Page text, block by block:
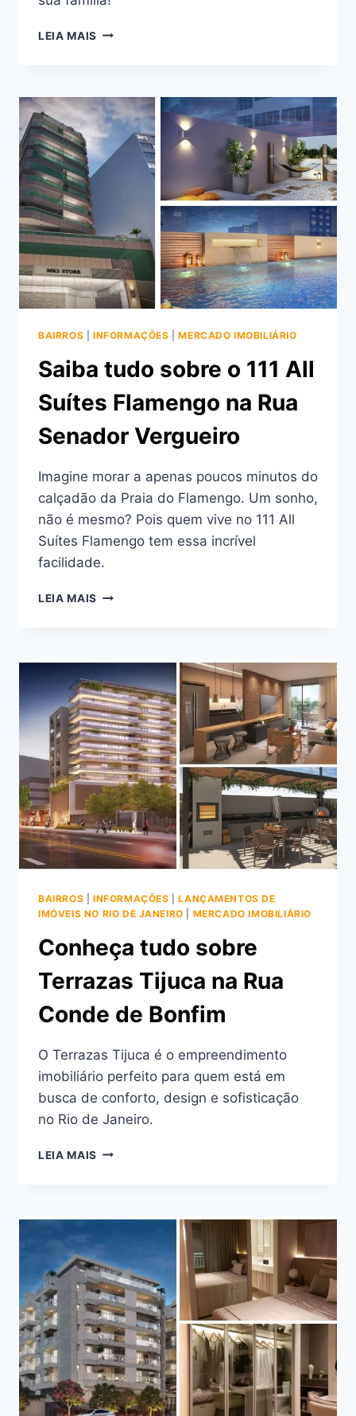
LEIA MAIS DESCUBRA
MORAR
NO
ILUMINATO
BOTAFOGO
BAIRROS INFORMAÇÕES |MERCADO IMOBILIÁRIO
Saiba tudo sobre o 111 All
Suítes Flamengo na Rua
Senador Vergueiro
Imagine morar a apenas poucos minutos do
calçadão da Praia do Flamengo. Um sonho,
não é mesmo? Pois quem vive no 111 All
Suítes Flamengo tem essa incrível
facilidade.
LEIA MAIS SAIBA
111
ALL
SUÍTES
FLAMENGO
NA
RUA
SENADOR
VERGUEIRO
BAIRROS INFORMAÇÕES |LANÇAMENTOS DE
IMÓVEIS NO RIO DE JANEIRO
MERCADO IMOBILIÁRIO
Conheça tudo sobre
Terrazas Tijuca na Rua
Conde de Bonfim
O Terrazas Tijuca é o empreendimento
imobiliário perfeito para quem está em
busca de conforto, design e sofisticação
no Rio de Janeiro.
LEIA MAIS CONHEÇA
TIJUCA
CONDE
DE
BONFIM